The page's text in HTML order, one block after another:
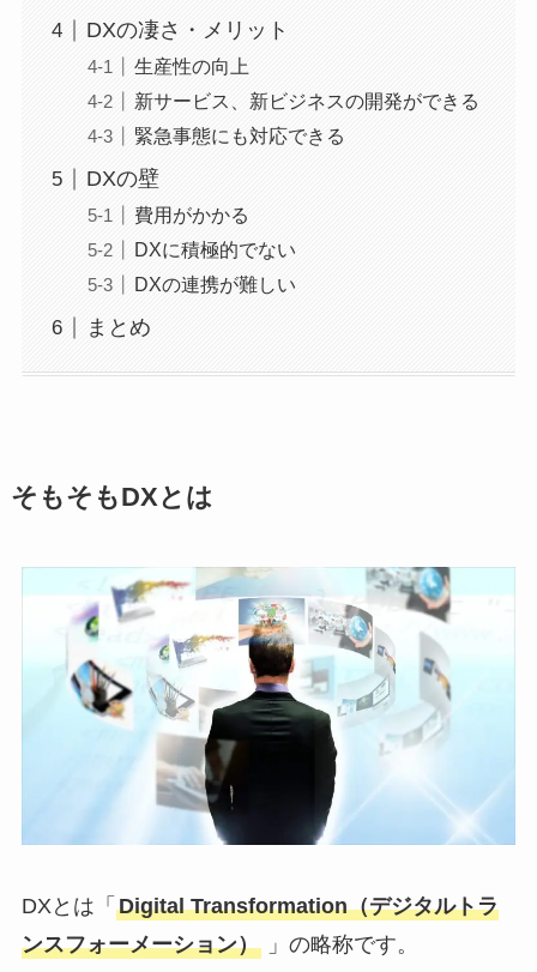
DXの凄さ・メリット
生産性の向上
新サービス、新ビジネスの開発ができる
緊急事態にも対応できる
DXの壁
費用がかかる
DXに積極的でない
DXの連携が難しい
まとめ
そもそもDXとは
DXとは「 Digital Transformation（デジタルトラ
ンスフォーメーション）」の略称です。